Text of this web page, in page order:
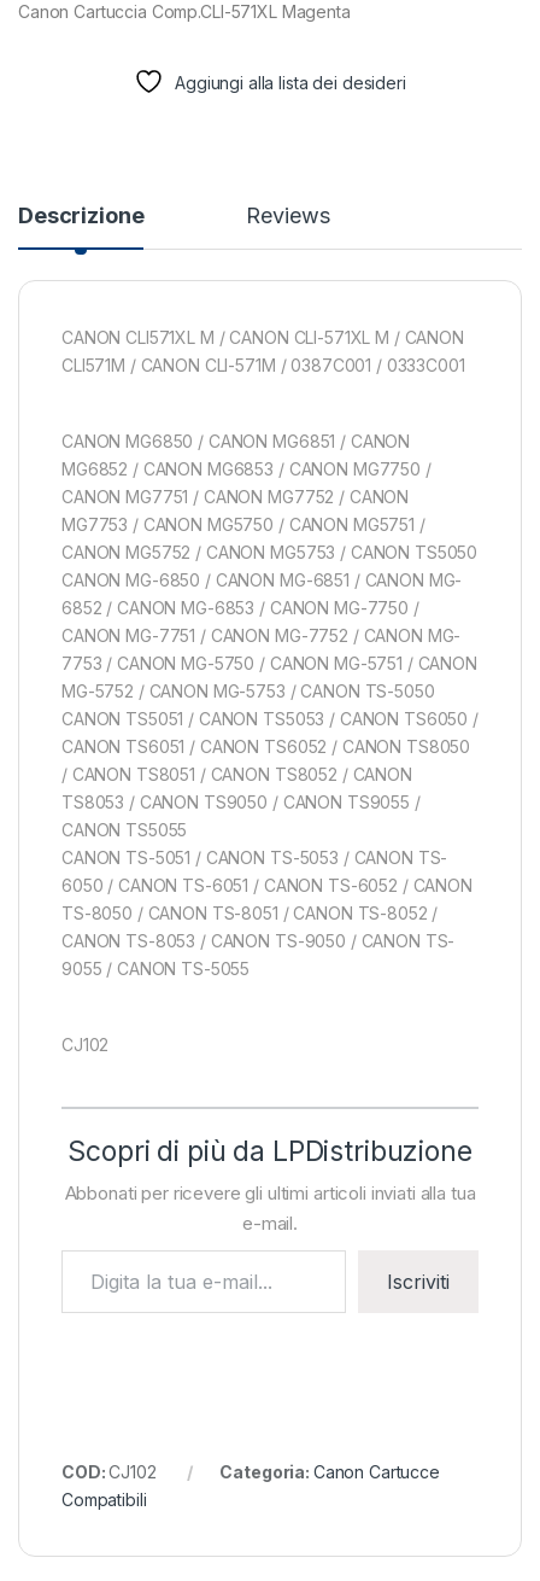
Canon Cartuccia Comp.CLI-571XL Magenta
Aggiungi alla lista dei desideri
Descrizione Reviews
CANON CLI571XL M / CANON CLI-571XL M / CANON
CLI571M / CANON CLI-571M / 0387C001 / 0333C001
CANON MG6850 / CANON MG6851 / CANON
MG6852 / CANON MG6853 / CANON MG7750 /
CANON MG7751 / CANON MG7752 / CANON
MG7753 / CANON MG5750 / CANON MG5751 /
CANON MG5752 / CANON MG5753 / CANON TS5050
CANON MG-6850 / CANON MG-6851 / CANON MG-
6852 / CANON MG-6853 / CANON MG-7750 /
CANON MG-7751 / CANON MG-7752 / CANON MG-
7753 / CANON MG-5750 / CANON MG-5751 / CANON
MG-5752 / CANON MG-5753 / CANON TS-5050
CANON TS5051 / CANON TS5053 / CANON TS6050 /
CANON TS6051 / CANON TS6052 / CANON TS8050
/ CANON TS8051 / CANON TS8052 / CANON
TS8053 / CANON TS9050 / CANON TS9055 /
CANON TS5055
CANON TS-5051 / CANON TS-5053 / CANON TS-
6050 / CANON TS-6051 / CANON TS-6052 / CANON
TS-8050 / CANON TS-8051 / CANON TS-8052 /
CANON TS-8053 / CANON TS-9050 / CANON TS-
9055 / CANON TS-5055
CJ102
Scopri di più da LPDistribuzione
Abbonati per ricevere gli ultimi articoli inviati alla tua
e-mail.
Iscriviti
COD:CJ102 Categoria: Canon Cartucce
Compatibili